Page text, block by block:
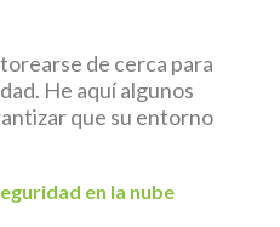
de cerca para
He aquí algunos
que su entorno
en la nube